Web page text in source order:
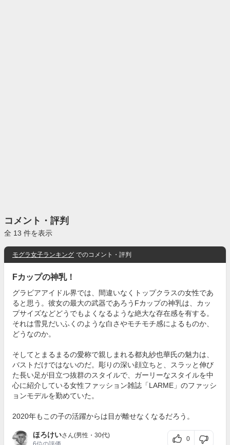
コメント・評判
全 13 件を表示
モグラ女子ランキング でのコメント・評判
Fカップの神乳！
グラビアアイドル界では、間違いなくトップクラスの女性であ
ると思う。彼女の最大の武器であろうFカップの神乳は、カッ
プサイズなどどうでもよくなるような絶大な存在感を有する。
それは雪見だいふくのような白さやモチモチ感によるものか、
どうなのか。
そしてとまるまるの愛称で親しまれる都丸紗也華氏の魅力は、
バストだけではないのだ。彫りの深い顔立ちと、スラッと伸び
た長い足が目立つ抜群のスタイルで、ガーリーなスタイルを中
心に紹介している女性ファッション雑誌「LARME」のファッシ
ョンモデルを勤めていた。
2020年もこの子の活躍からは目が離せなくなるだろう。
ほろけいさん(男性・30代)
0